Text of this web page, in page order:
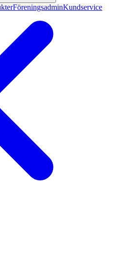
FöreningsadminKundservice